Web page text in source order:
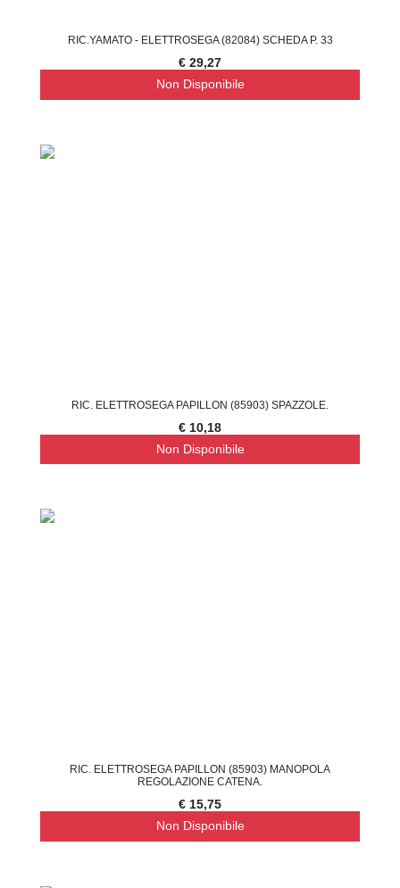
RIC.YAMATO - ELETTROSEGA (82084) SCHEDA P. 33
€ 29,27
Non Disponibile
RIC. ELETTROSEGA PAPILLON (85903) SPAZZOLE.
€ 10,18
Non Disponibile
RIC. ELETTROSEGA PAPILLON (85903) MANOPOLA
REGOLAZIONE CATENA.
€ 15,75
Non Disponibile